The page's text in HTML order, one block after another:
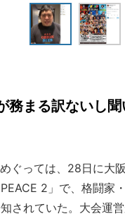
務まる訳ないし
ぐっては、28日に大
2」で、格闘家
されていた。大会運